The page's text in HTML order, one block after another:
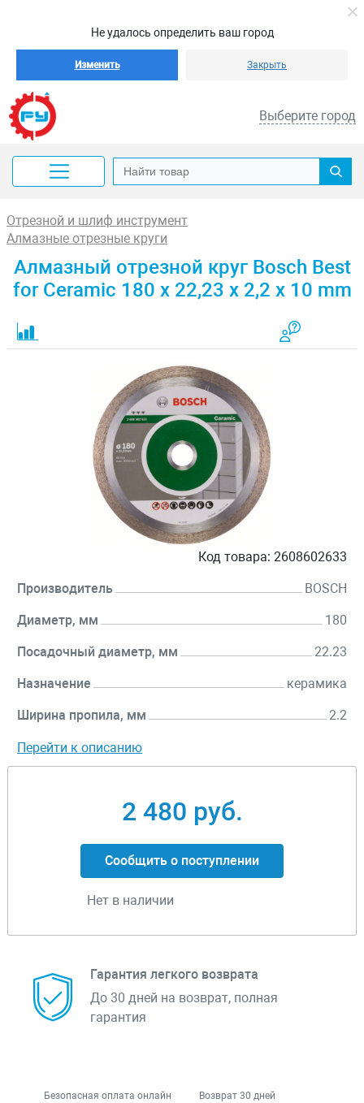
Не удалось определить ваш город
Изменить Закрыть
Выберите город
Отрезной и шлиф инструмент
Алмазные отрезные круги
Алмазный отрезной круг Bosch Best
for Ceramic 180 x 22,23 x 2,2 x 10 mm
Код товара: 2608602633
Производитель BOSCH
Диаметр, мм 180
Посадочный диаметр, мм 22.23
Назначение керамика
Ширина пропила, мм 2.2
Перейти к описанию
2 480 руб.
Сообщить о поступлении
Нет в наличии
Гарантия легкого возврата
До 30 дней на возврат, полная
гарантия
Безопасная оплата онлайн Возврат 30 дней